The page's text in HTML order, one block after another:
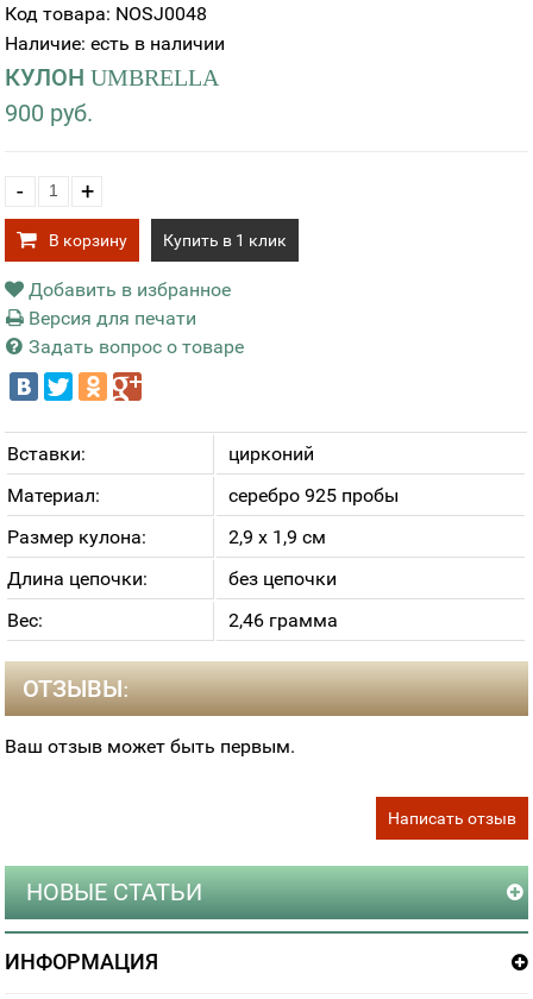
Код товара: NOSJ0048
Наличие: есть в наличии
КУЛОН UMBRELLA
900 руб.
- +
В корзину Купить в 1 клик
Добавить в избранное
Версия для печати
Задать вопрос о товаре
Вставки:
цирконий
Материал:
серебро 925 пробы
Размер кулона:
2,9 х 1,9 см
Длина цепочки:
без цепочки
Вес:
2,46 грамма
ОТЗЫВЫ:
Ваш отзыв может быть первым.
Написать отзыв
НОВЫЕ СТАТЬИ
ИНФОРМАЦИЯ